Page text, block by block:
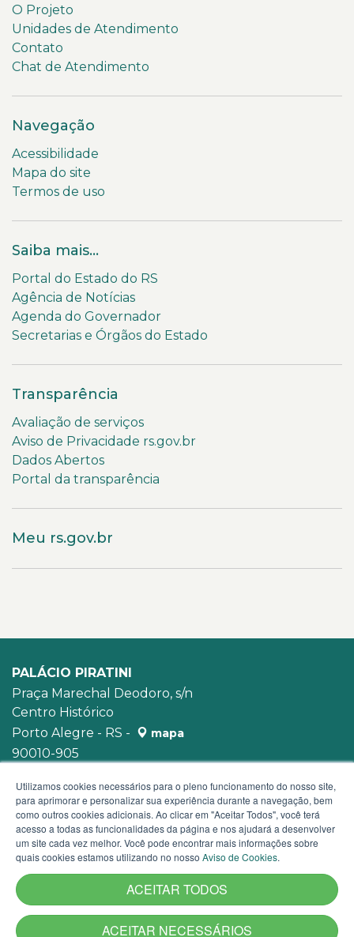
O Projeto
Unidades de Atendimento
Contato
Chat de Atendimento
Navegação
Acessibilidade
Mapa do site
Termos de uso
Saiba mais...
Portal do Estado do RS
Agência de Notícias
Agenda do Governador
Secretarias e Órgãos do Estado
Transparência
Avaliação de serviços
Aviso de Privacidade rs.gov.br
Dados Abertos
Portal da transparência
Meu rs.gov.br
PALÁCIO PIRATINI
Praça Marechal Deodoro, s/n
Centro Histórico
Porto Alegre - RS -
mapa
90010-905
Utilizamos cookies necessários para o pleno funcionamento do nosso site,
para aprimorar e personalizar sua experiência durante a navegação, bem
como outros cookies adicionais. Ao clicar em "Aceitar Todos", você terá
acesso a todas as funcionalidades da página e nos ajudará a desenvolver
um site cada vez melhor. Você pode encontrar mais informações sobre
quais cookies estamos utilizando no nosso Aviso de Cookies.
ACEITAR TODOS
ACEITAR NECESSÁRIOS